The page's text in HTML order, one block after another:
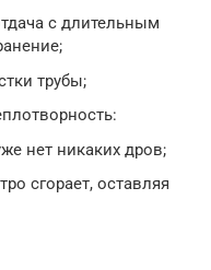
с длительным
трубы;
нет никаких дров;
сгорает, оставляя